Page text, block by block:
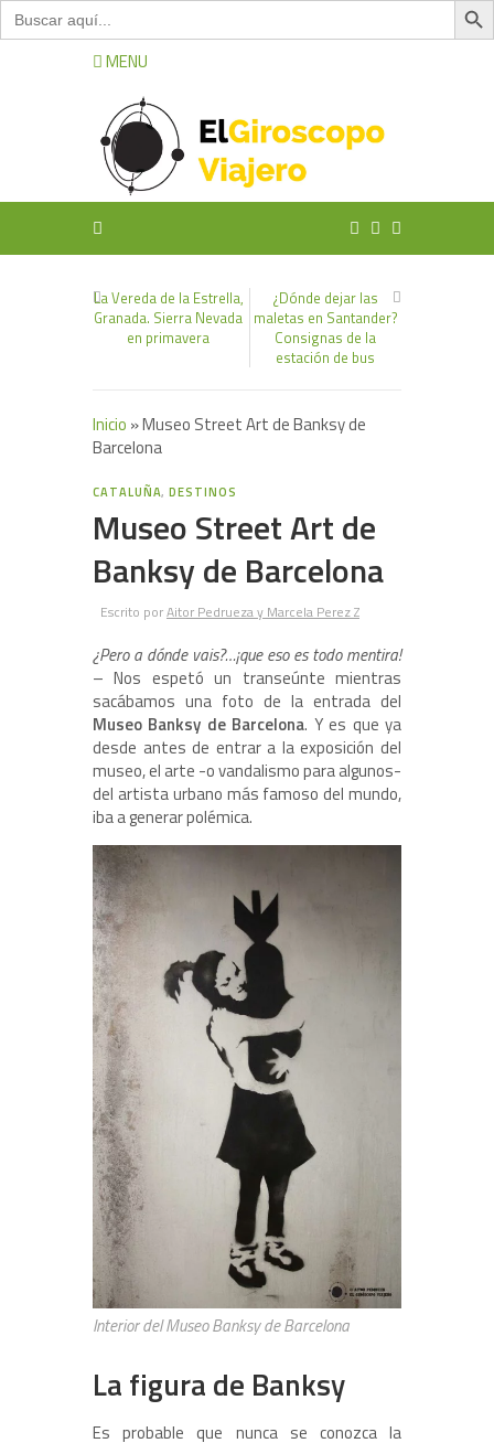
Buscar:
MENU
La Vereda de la Estrella,
Granada. Sierra Nevada
en primavera
¿Dónde dejar las
maletas en Santander?
Consignas de la
estación de bus
Inicio »Museo Street Art de Banksy de
Barcelona
CATALUÑA,DESTINOS
Museo Street Art de
Banksy de Barcelona
Escrito porAitor Pedrueza y Marcela Perez Z
¿Pero a dónde vais?…¡que eso es todo mentira!
– Nos espetó un transeúnte mientras
sacábamos una foto de la entrada del
Museo Banksy de Barcelona. Y es que ya
desde antes de entrar a la exposición del
museo, el arte -o vandalismo para algunos-
del artista urbano más famoso del mundo,
iba a generar polémica.
Interior del Museo Banksy de Barcelona
La figura de Banksy
Es probable que nunca se conozca la